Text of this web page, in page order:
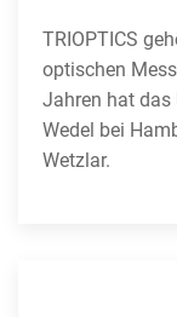
TRIOPTICS
optischen
Jahren hat das
Wedel bei
Wetzlar.